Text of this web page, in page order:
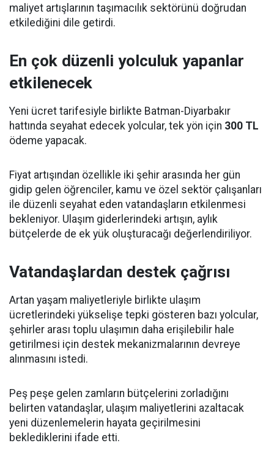
maliyet artışlarının taşımacılık sektörünü doğrudan
etkilediğini dile getirdi.
En çok düzenli yolculuk yapanlar
etkilenecek
Yeni ücret tarifesiyle birlikte Batman-Diyarbakır
hattında seyahat edecek yolcular, tek yön için 300 TL
ödeme yapacak.
Fiyat artışından özellikle iki şehir arasında her gün
gidip gelen öğrenciler, kamu ve özel sektör çalışanları
ile düzenli seyahat eden vatandaşların etkilenmesi
bekleniyor. Ulaşım giderlerindeki artışın, aylık
bütçelerde de ek yük oluşturacağı değerlendiriliyor.
Vatandaşlardan destek çağrısı
Artan yaşam maliyetleriyle birlikte ulaşım
ücretlerindeki yükselişe tepki gösteren bazı yolcular,
şehirler arası toplu ulaşımın daha erişilebilir hale
getirilmesi için destek mekanizmalarının devreye
alınmasını istedi.
Peş peşe gelen zamların bütçelerini zorladığını
belirten vatandaşlar, ulaşım maliyetlerini azaltacak
yeni düzenlemelerin hayata geçirilmesini
beklediklerini ifade etti.